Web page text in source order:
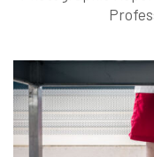
Audrey Viste,
Tél : 06
https://